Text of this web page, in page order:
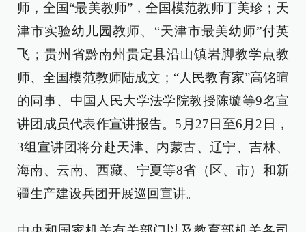
师，全国“最美教师”，全国模范教师丁美珍；天
津市实验幼儿园教师、“天津市最美幼师”付英
飞；贵州省黔南州贵定县沿山镇岩脚教学点教
师、全国模范教师陆成文；“人民教育家”高铭暄
的同事、中国人民大学法学院教授陈璇等9名宣
讲团成员代表作宣讲报告。5月27日至6月2日，
3组宣讲团将分赴天津、内蒙古、辽宁、吉林、
海南、云南、西藏、宁夏等8省（区、市）和新
疆生产建设兵团开展巡回宣讲。